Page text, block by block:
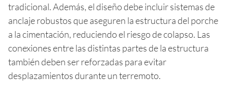
tradicional. Además, el diseño debe incluir sistemas de
anclaje robustos que aseguren la estructura del porche
a la cimentación, reduciendo el riesgo de colapso. Las
conexiones entre las distintas partes de la estructura
también deben ser reforzadas para evitar
desplazamientos durante un terremoto.